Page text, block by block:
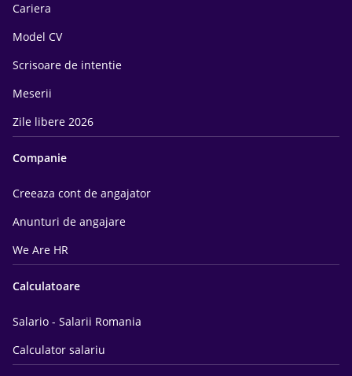
Cariera
Model CV
Scrisoare de intentie
Meserii
Zile libere 2026
Companie
Creeaza cont de angajator
Anunturi de angajare
We Are HR
Calculatoare
Salario - Salarii Romania
Calculator salariu